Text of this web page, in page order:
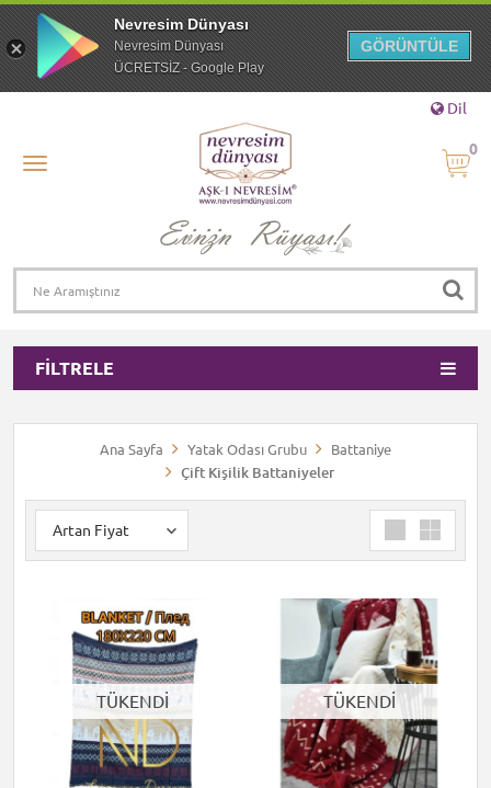
Dil
0
FILTRELE
Ana Sayfa Yatak Odası Grubu
Battaniye
Çift Kişilik Battaniyeler
TÜKENDİ TÜKENDİ
Nevresim Dünyası
Nevresim Dünyası
ÜCRETSİZ - Google Play
GÖRÜNTÜLE